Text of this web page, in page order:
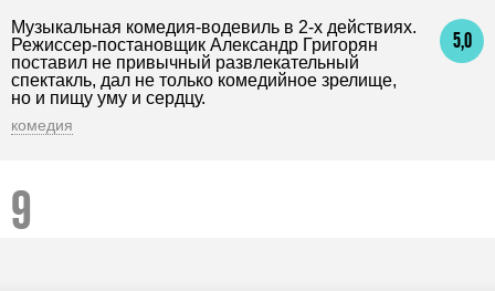
5,0
Музыкальная комедия-водевиль в 2-х действиях.
Режиссер-постановщик Александр Григорян
поставил не привычный развлекательный
спектакль, дал не только комедийное зрелище,
но и пищу уму и сердцу.
комедия